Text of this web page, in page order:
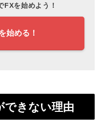
FXを始めよう！
始める！
できない理由